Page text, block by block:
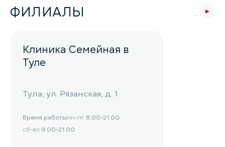
ФИЛИАЛЫ
Клиника Семейная в
Туле
Тула, ул. Рязанская, д. 1
Время работыпн-пт 8.00-21.00
сб-вс 9.00-21.00